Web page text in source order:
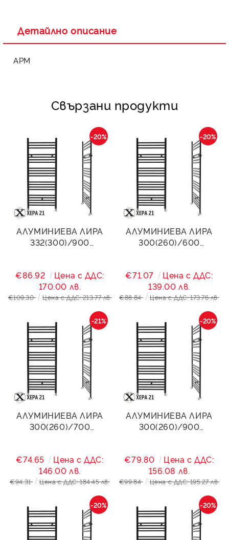
Детайлно описание
APM
Свързани продукти
АЛУМИНИЕВА ЛИРА
332(300)/900
-20%
€86.92
Цена с ДДС:
170.00 лв.
€109.30 Цена с ДДС: 213.77 лв.
АЛУМИНИЕВА ЛИРА
300(260)/600
-20%
€71.07
Цена с ДДС:
139.00 лв.
€88.84 Цена с ДДС: 173.76 лв.
АЛУМИНИЕВА ЛИРА
300(260)/700
-21%
€74.65
Цена с ДДС:
146.00 лв.
€94.31 Цена с ДДС: 184.45 лв.
АЛУМИНИЕВА ЛИРА
300(260)/900
-20%
€79.80
Цена с ДДС:
156.08 лв.
€99.84 Цена с ДДС: 195.27 лв.
-20% -20%